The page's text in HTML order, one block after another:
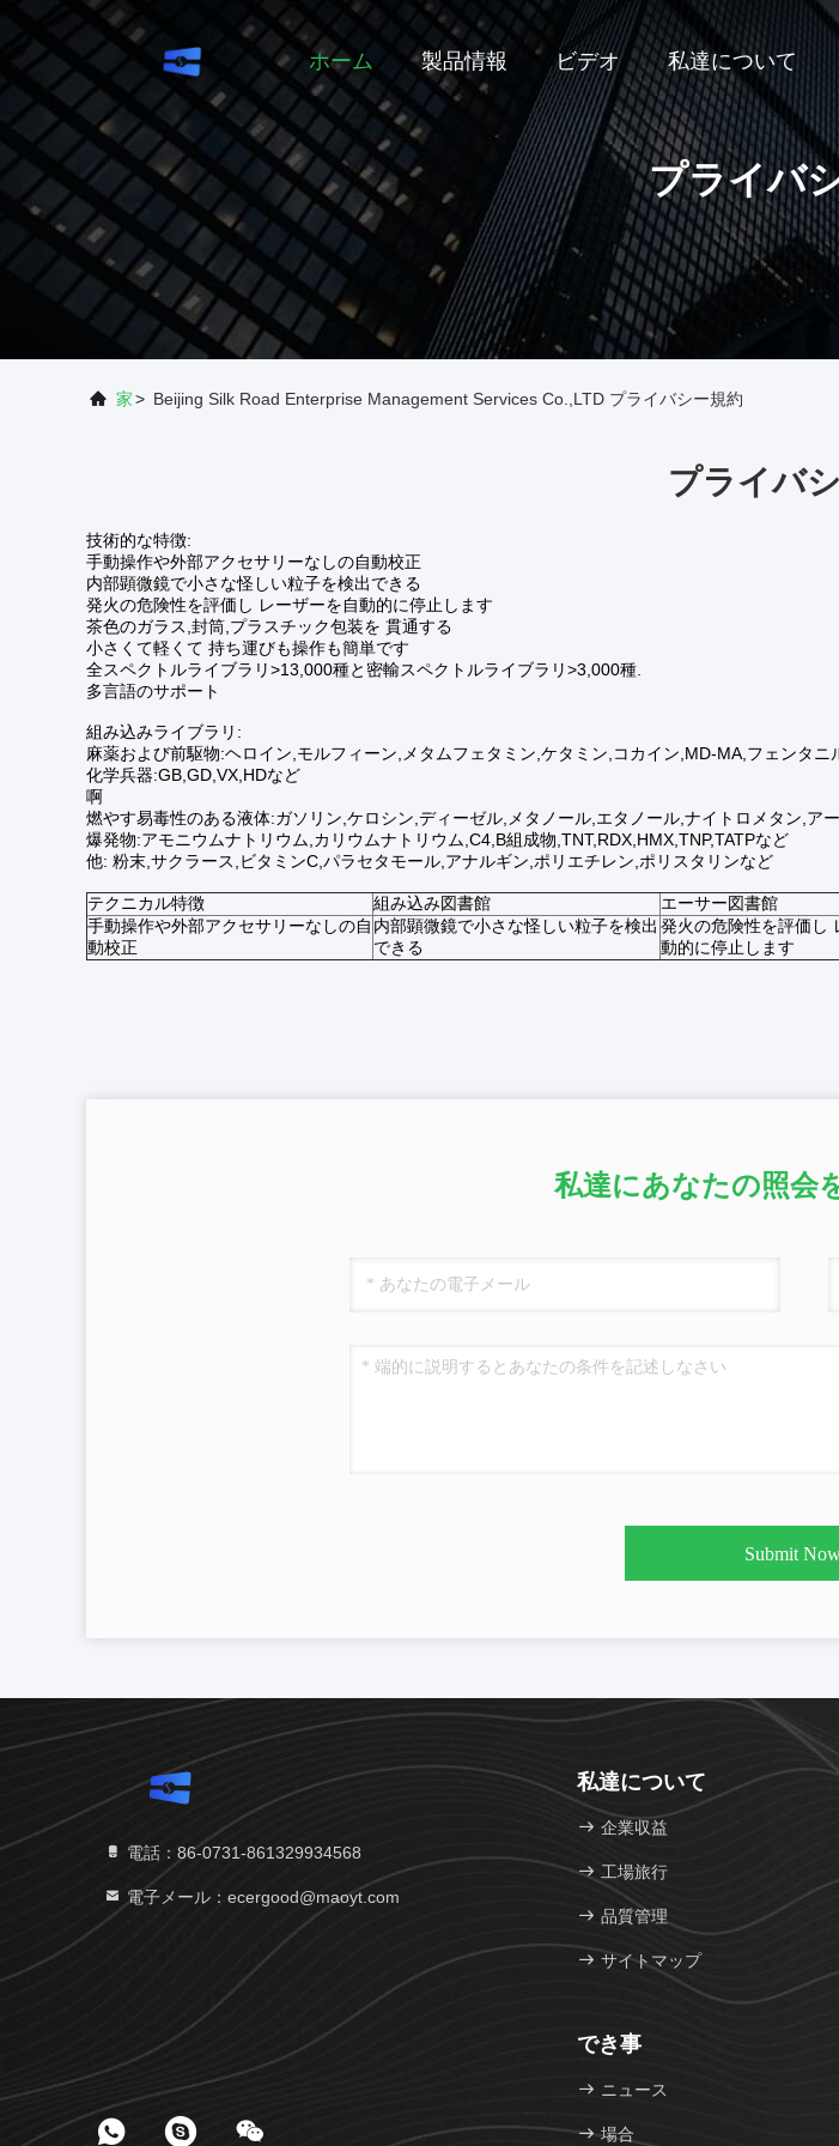
ホーム 製品情報 ビデオ 私達について
プライバ
家> Beijing Silk Road Enterprise Management Services Co.,LTD プライバシー規約
プライバ
技術的な特徴:
手動操作や外部アクセサリーなしの自動校正
内部顕微鏡で小さな怪しい粒子を検出できる
発火の危険性を評価し レーザーを自動的に停止します
茶色のガラス,封筒,プラスチック包装を 貫通する
小さくて軽くて 持ち運びも操作も簡単です
全スペクトルライブラリ>13,000種と密輸スペクトルライブラリ>3,000種.
多言語のサポート
組み込みライブラリ:
麻薬および前駆物:ヘロイン,モルフィーン,メタムフェタミン,ケタミン,コカイン,MD-MA,フェンタ
化学兵器:GB,GD,VX,HDなど
啊
燃やす易毒性のある液体:ガソリン,ケロシン,ディーゼル,メタノール,エタノール,ナイトロメタン,
爆発物:アモニウムナトリウム,カリウムナトリウム,C4,B組成物,TNT,RDX,HMX,TNP,TATPなど
他: 粉末,サクラース,ビタミンC,パラセタモール,アナルギン,ポリエチレン,ポリスタリンなど
テクニカル特徴 組み込み図書館 エーサー図書館
手動操作や外部アクセサリーなしの自
動校正
内部顕微鏡で小さな怪しい粒子を検出
できる
発火の危険性を評価し
動的に停止します
私達にあなたの照会
Submit
電話：86-0731-861329934568
電子メール：ecergood@maoyt.com
私達について
企業収益
工場旅行
品質管理
サイトマップ
でき事
ニュース
場合